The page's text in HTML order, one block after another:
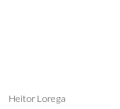
Heitor Lorega